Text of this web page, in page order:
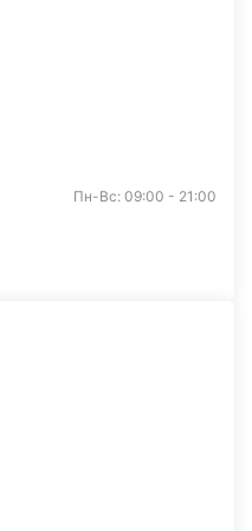
Пн-Вс: 09:00 - 21:00